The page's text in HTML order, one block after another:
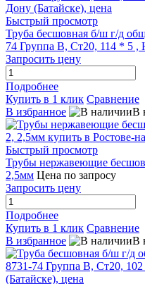
Быстрый просмотр
Труба бесшовная б/ш г/д
74 Группа В, Ст20, 114 * 5 ,
Запросить цену
Подробнее
Купить в 1 клик Сравнение
В избранное
В
Быстрый просмотр
Трубы нержавеющие
2,5мм Цена по запросу
Запросить цену
Подробнее
Купить в 1 клик Сравнение
В избранное
В